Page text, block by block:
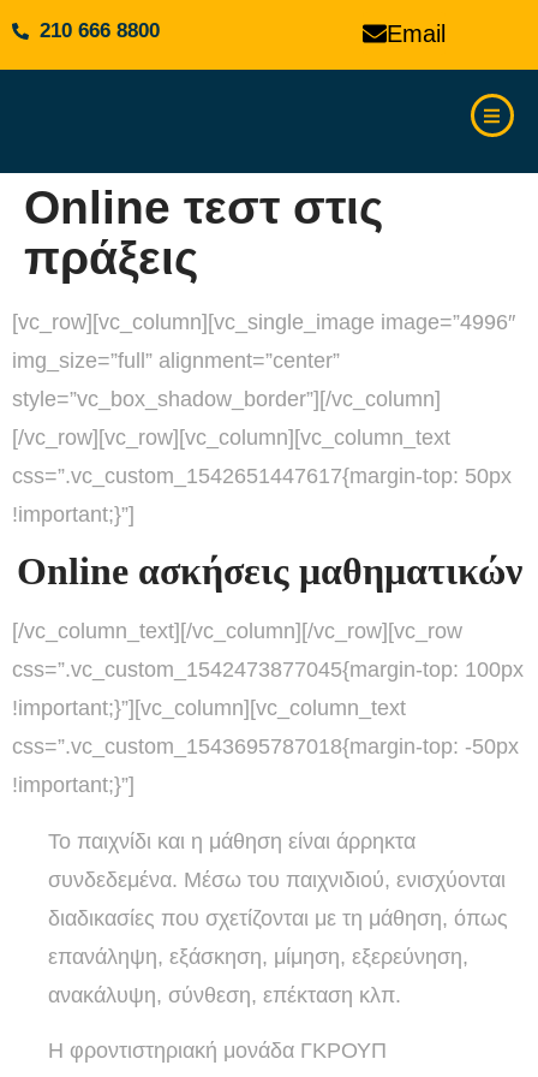
210 666 8800 Email
Online τεστ στις
πράξεις
[vc_row][vc_column][vc_single_image image=”4996″
img_size=”full” alignment=”center”
style=”vc_box_shadow_border”][/vc_column]
[/vc_row][vc_row][vc_column][vc_column_text
css=”.vc_custom_1542651447617{margin-top: 50px
!important;}”]
Online ασκήσεις μαθηματικών
[/vc_column_text][/vc_column][/vc_row][vc_row
css=”.vc_custom_1542473877045{margin-top: 100px
!important;}”][vc_column][vc_column_text
css=”.vc_custom_1543695787018{margin-top: -50px
!important;}”]
Το παιχνίδι και η μάθηση είναι άρρηκτα
συνδεδεμένα. Μέσω του παιχνιδιού, ενισχύονται
διαδικασίες που σχετίζονται με τη μάθηση, όπως
επανάληψη, εξάσκηση, μίμηση, εξερεύνηση,
ανακάλυψη, σύνθεση, επέκταση κλπ.
Η φροντιστηριακή μονάδα ΓΚΡΟΥΠ